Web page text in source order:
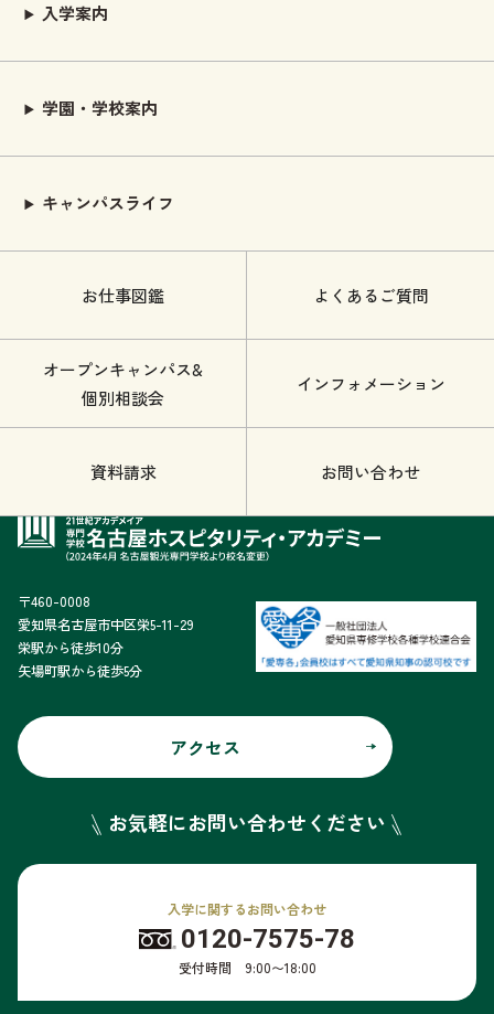
入学案内
学園・学校案内
キャンパスライフ
お仕事図鑑 よくあるご質問
オープンキャンパス&
個別相談会
インフォメーション
資料請求 お問い合わせ
〒460-0008
愛知県名古屋市中区栄5-11-29
栄駅から徒歩10分
矢場町駅から徒歩5分
アクセス
お気軽にお問い合わせください
入学に関するお問い合わせ
0120-7575-78
受付時間 9:00〜18:00